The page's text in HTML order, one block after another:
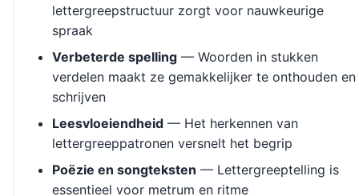
lettergreepstructuur zorgt voor nauwkeurige
spraak
Verbeterde spelling — Woorden in stukken
verdelen maakt ze gemakkelijker te onthouden en
schrijven
Leesvloeiendheid — Het herkennen van
lettergreeppatronen versnelt het begrip
Poëzie en songteksten — Lettergreeptelling is
essentieel voor metrum en ritme